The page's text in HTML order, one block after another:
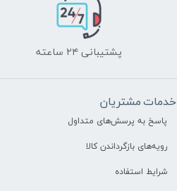
پشتیبانی ۲۴ ساعته
خدمات مشتریان
پاسخ به پرسش‌های متداول
رویه‌های بازگرداندن کالا
شرایط استفاده